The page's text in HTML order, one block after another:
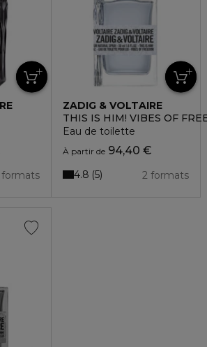
formats
ZADIG & VOLTAIRE
THIS IS HIM! VIBES OF
Eau de toilette
À partir de94,40 €
2 formats
4.8 5